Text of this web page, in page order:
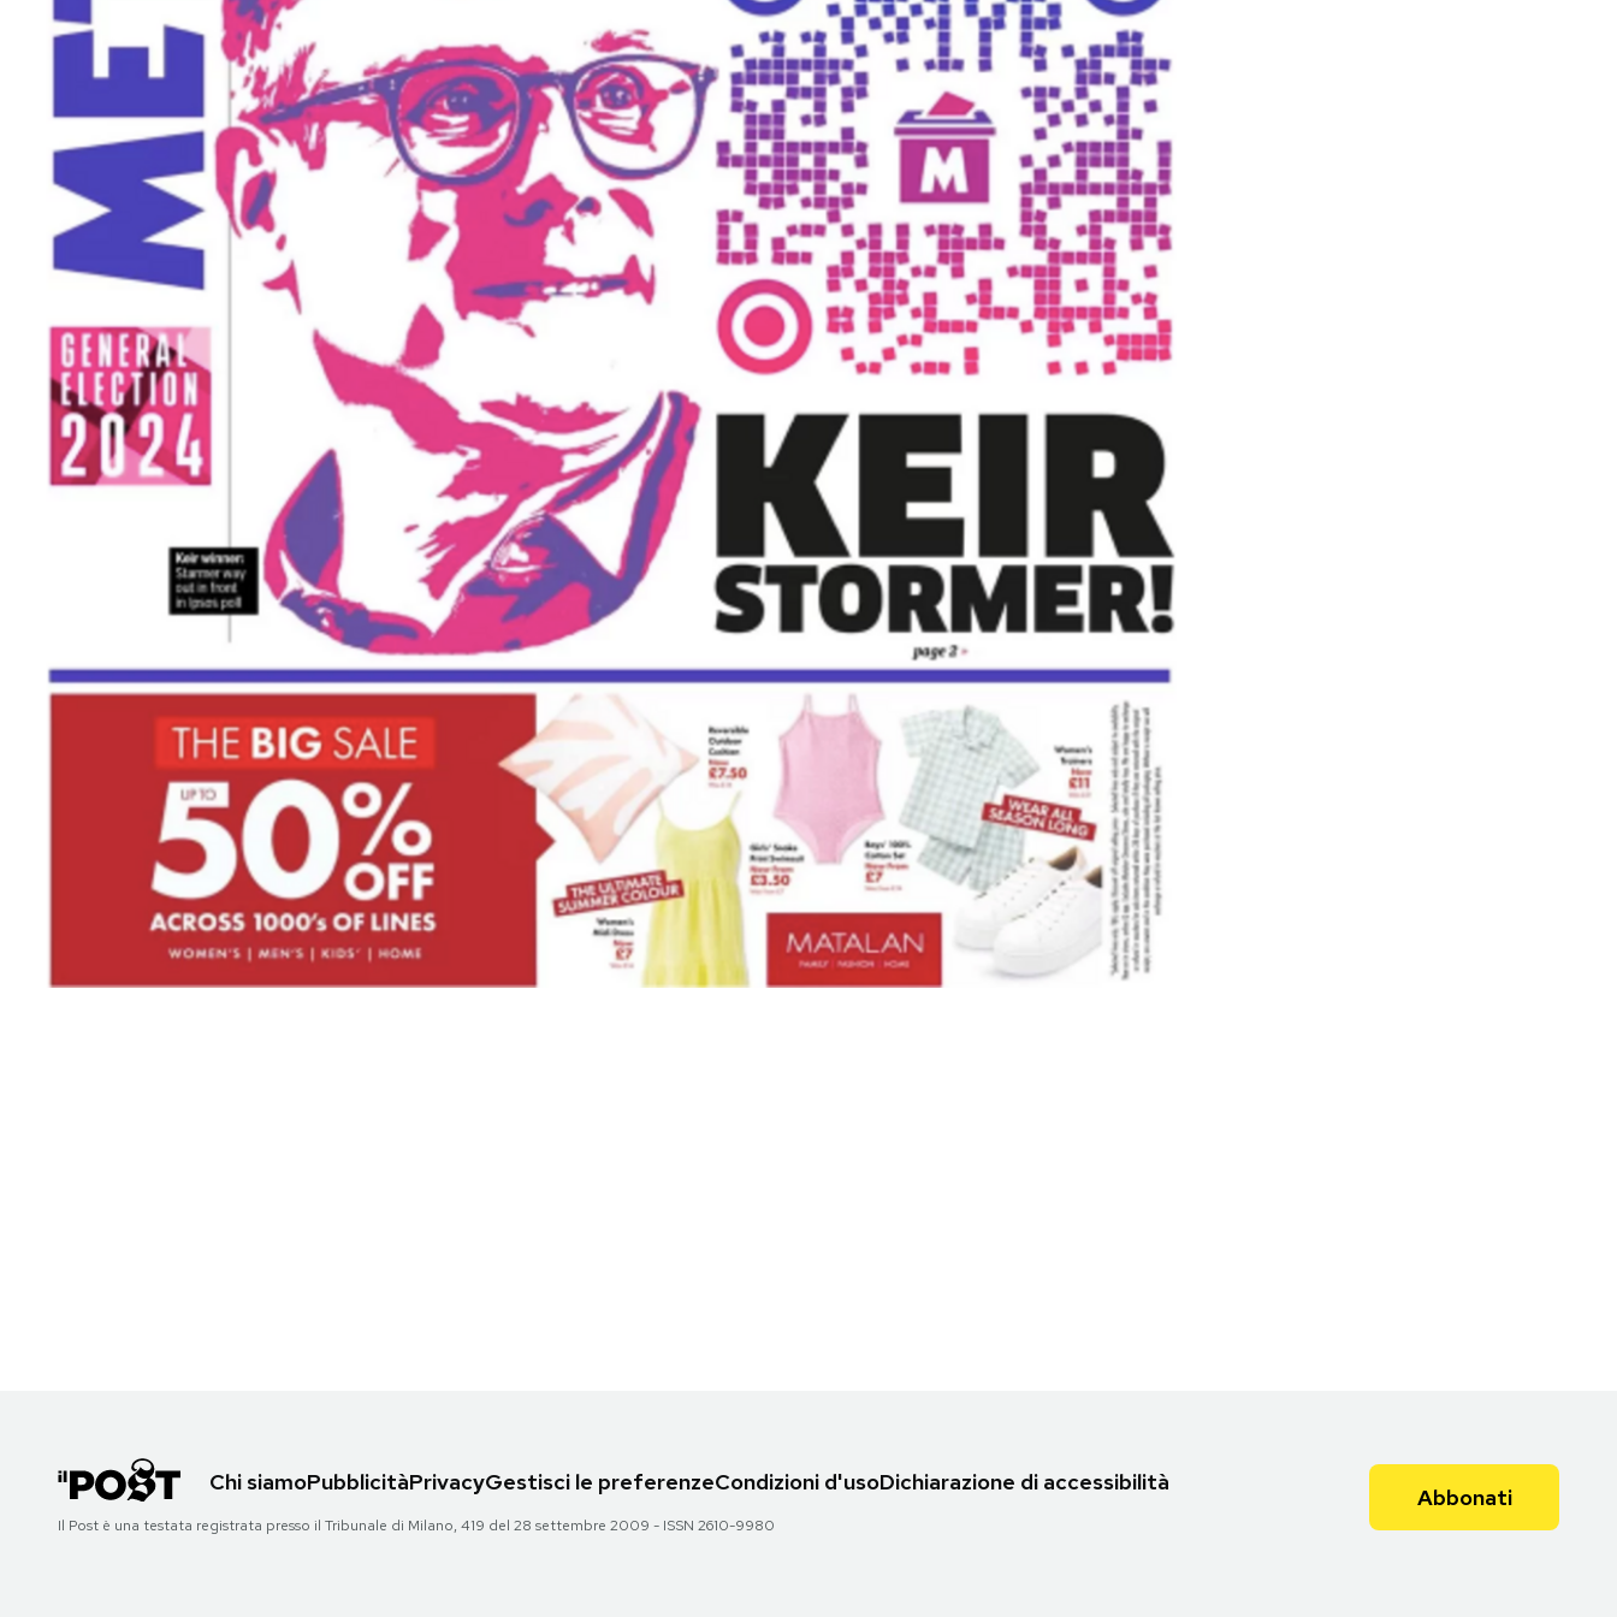
PODCAST
NEWSLETTER
I MIEI PREFERITI
SHOP
CALENDARIO
AREA PERSONALE
Notifiche mobile
Regala il Post
Hai bisogno di aiuto?
Chi siamoPubblicitàPrivacyGestisci le preferenzeCondizioni d'usoDichiarazione di accessibilità
Il Post è una testata registrata presso il Tribunale di Milano, 419 del 28 settembre 2009 - ISSN 2610-9980
Abbonati